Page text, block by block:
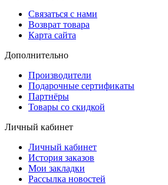
Связаться с нами
Возврат товара
Карта сайта
Дополнительно
Производители
Подарочные сертификаты
Партнёры
Товары со скидкой
Личный кабинет
Личный кабинет
История заказов
Мои закладки
Рассылка новостей